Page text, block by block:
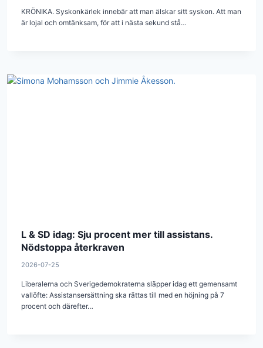
KRÖNIKA. Syskonkärlek innebär att man älskar sitt syskon. Att man
är lojal och omtänksam, för att i nästa sekund stå…
L & SD idag: Sju procent mer till assistans.
Nödstoppa återkraven
2026-07-25
Liberalerna och Sverigedemokraterna släpper idag ett gemensamt
vallöfte: Assistansersättning ska rättas till med en höjning på 7
procent och därefter…